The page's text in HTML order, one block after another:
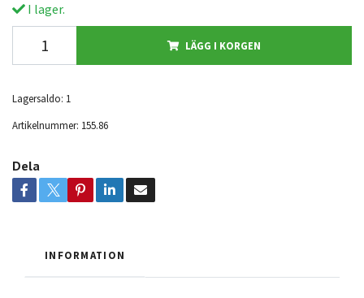
I lager.
LÄGG I KORGEN
Lagersaldo: 1
Artikelnummer: 155.86
Dela
INFORMATION